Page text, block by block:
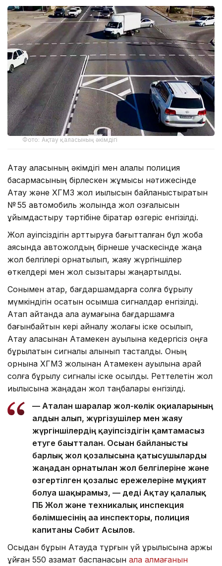
Фото: Ақтау қаласының әкімдігі
Ақтау қаласының әкімдігі мен қалалық полиция
басқармасының бірлескен жұмысы нәтижесінде
Ақтау және ХГМЗ жол қиылысын байланыстыратын
№ 55 автомобиль жолында жол қозғалысын
ұйымдастыру тәртібіне бірқатар өзгеріс енгізілді.
Жол қауіпсіздігін арттыруға бағытталған бұл жоба
аясында автожолдың бірнеше учаскесінде жаңа
жол белгілері орнатылып, жаяу жүргіншілер
өткелдері мен жол сызықтары жаңартылды.
Сонымен қатар, бағдаршамдарға солға бұрылу
мүмкіндігін қосатын қосымша сигналдар енгізілді.
Атап айтқанда қала аумағына бағдаршамға
бағынбайтын кері айналу жолағы іске қосылып,
Ақтау қаласынан Атамекен ауылына кедергісіз оңға
бұрылатын сигналы алынып тасталды. Оның
орнына ХГМЗ жолынан Атамекен ауылына қарай
солға бұрылу сигналы іске қосылды. Реттелетін жол
қиылысына жаңадан жол таңбалары енгізілді.
— Аталған шаралар жол-көлік оқиғаларының
алдын алып, жүргізушілер мен жаяу
жүргіншілердің қауіпсіздігін қамтамасыз
етуге бағытталған. Осыған байланысты
барлық жол қозғалысына қатысушыларды
жаңадан орнатылған жол белгілеріне және
өзгертілген қозғалыс ережелеріне мұқият
болуға шақырамыз, — деді Ақтау қалалық
ПБ Жол және техникалық инспекция
бөлімшесінің аға инспекторы, полиция
капитаны Сәбит Асылов.
Осыдан бұрын Ақтауда тұрғын үй құрылысына қаржы
құйған 550 азамат баспанасын ала алмағанын